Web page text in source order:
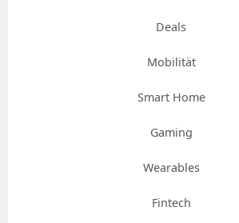
Deals
Mobilität
Smart Home
Gaming
Wearables
Fintech